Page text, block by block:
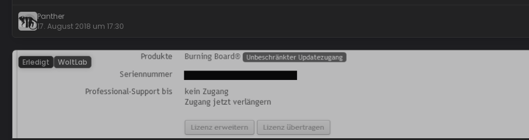
Panther
17. August 2018 um 17:30
Erledigt WoltLab